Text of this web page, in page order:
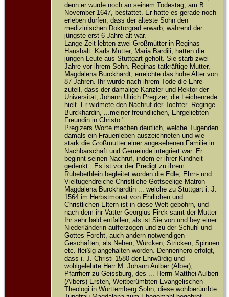
denn er wurde noch an seinem Todestag, am B.
November 1647, bestattet. Er hatte es gerade noch
erleben dürfen, dass der älteste Sohn den
medizinischen Doktorgrad erwarb, während der
jüngste erst 6 Jahre alt war.
Lange Zeit lebten zwei Großmütter in Reginas
Haushalt. Karls Mutter, Maria Bardili, hatten die
jungen Leute aus Stuttgart geholt. Sie starb zwei
Jahre vor ihrem Sohn. Reginas tatkräftige Mutter,
Magdalena Burckhardt, erreichte das hohe Alter von
87 Jahren. Ihr wurde nach ihrem Tode die Ehre
zuteil, dass der damalige Kanzler und Rektor der
Universität, Johann Ulrich Pregizer, die Leichenrede
hielt. Er widmete den Nachruf der Tochter „Reginge
Burckhardin, ...meiner freundlichen, Ehrgeliebten
Freundin in Christo."
Pregizers Worte machen deutlich, welche Tugenden
damals ein Frauenleben auszeichneten und wie
stark die Großmutter einer angesehenen Familie in
Nachbarschaft und Gemeinde integriert war. Er
beginnt seinen Nachruf, indem er ihrer Kindheit
gedenkt. „Es ist vor der Predigt zu ihrem
Ruhebethlein begleitet worden die Edle, Ehrn- und
Vieltugendreiche Christliche Gottseelige Matron
Magdalena Burckhardtin ... welche zu Stuttgart i. J.
1564 im Herbstmonat von Ehrlichen und
Christlichen Eltern ist in diese Welt gebohrn, und
nach dem ihr Vatter Georgius Firck samt der Mutter
Ihr sehr bald entfallen, als ist Sie von und bey einer
Niederländerin aufferzogen und zu der Schuhl und
Gottes-Forcht, auch andern notwendigen
Geschäften, als Nehen, Würcken, Stricken, Spinnen
etc. fleißig angehalten worden. Dennenhero erfolgt,
dass i. J. Christi 1580 der Ehrwürdig und
wohlgelehrte Herr M. Johann Aulber (Alber),
Pfarrherr zu Geissburg, des ... Herrn Matthei Aulberi
(Albers) Ersten, Weitberümbten Evangelischen
Theologi in Württemberg Sohn, diese wohlberümbte